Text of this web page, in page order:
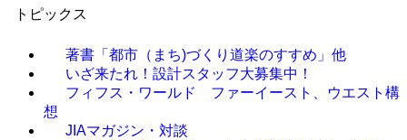
トピックス
著書「都市（まち)づくり道楽のすすめ」他
いざ来たれ！設計スタッフ大募集中！
フィフス・ワールド ファーイースト、ウエスト構
想
JIAマガジン・対談